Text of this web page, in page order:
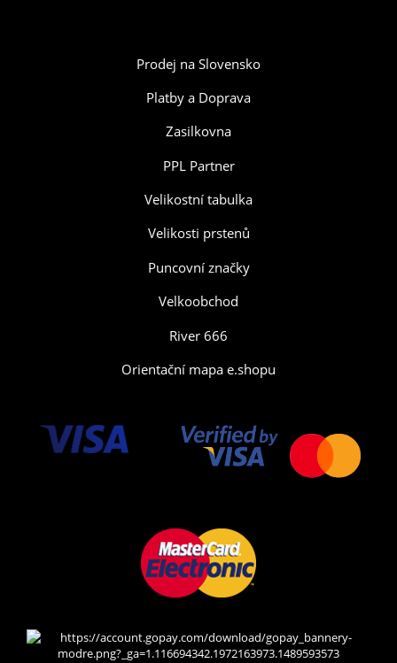
Prodej na Slovensko
Platby a Doprava
Zasilkovna
PPL Partner
Velikostní tabulka
Velikosti prstenů
Puncovní značky
Velkoobchod
River 666
Orientační mapa e.shopu